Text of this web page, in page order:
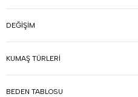
DEĞIŞIM
KUMAŞ TÜRLERI
BEDEN TABLOSU